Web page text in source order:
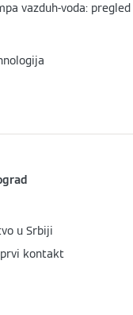
vazduh-voda:
u Srbiji
kontakt